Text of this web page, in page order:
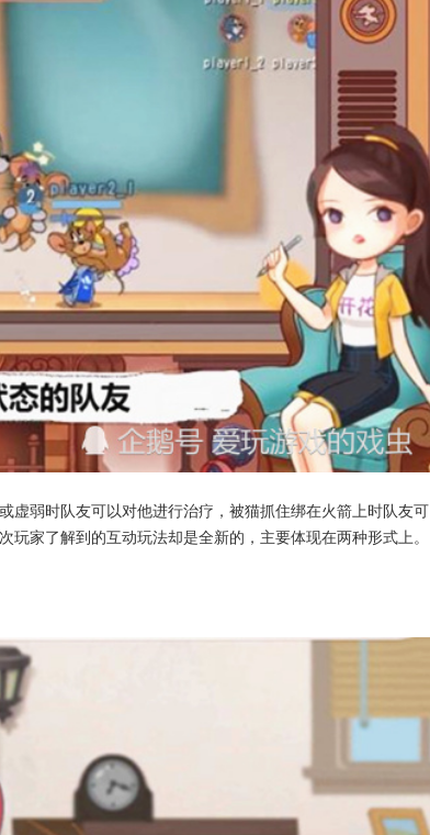
虚弱时队友可以对他进行治疗，被猫抓住绑在火箭上时队友可
家了解到的互动玩法却是全新的，主要体现在两种形式上。